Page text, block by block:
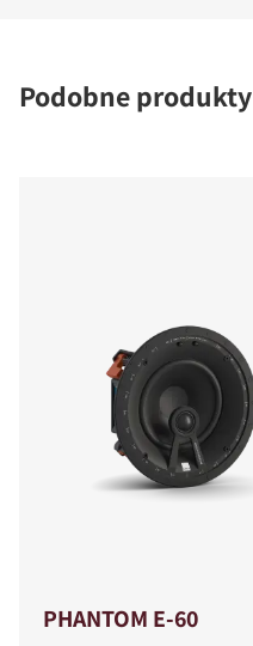
Podobne produkty
PHANTOM E-60